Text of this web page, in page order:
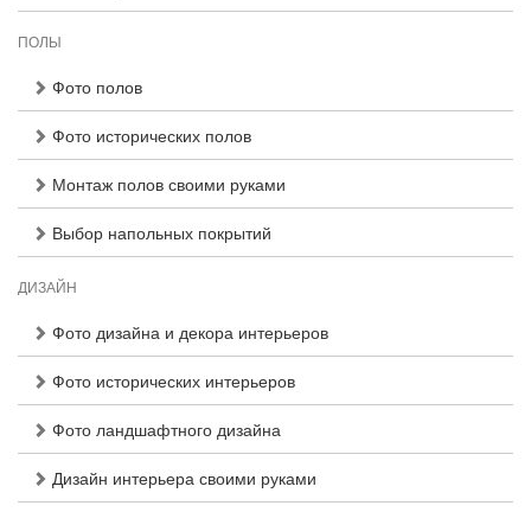
ПОЛЫ
Фото полов
Фото исторических полов
Монтаж полов своими руками
Выбор напольных покрытий
ДИЗАЙН
Фото дизайна и декора интерьеров
Фото исторических интерьеров
Фото ландшафтного дизайна
Дизайн интерьера своими руками